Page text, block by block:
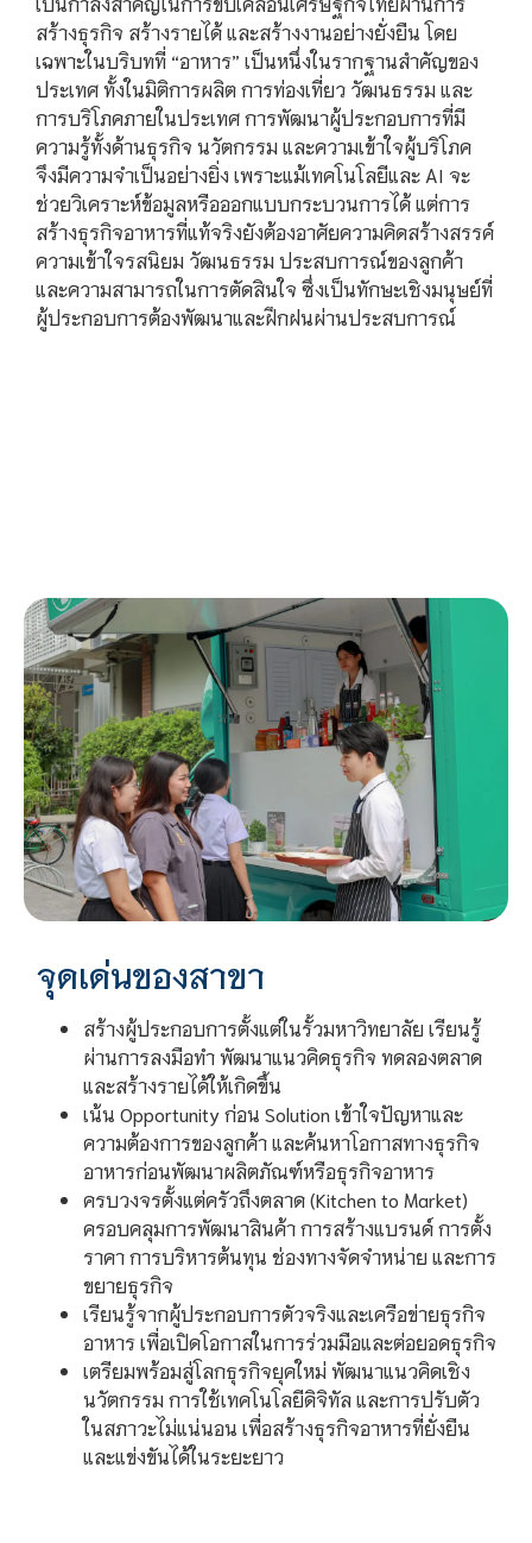
สร้างธุรกิจ สร้างรายได้ และสร้างงานอย่างยั่งยืน โดย
เฉพาะในบริบทที่ “อาหาร” เป็นหนึ่งในรากฐานสำคัญของ
ประเทศ ทั้งในมิติการผลิต การท่องเที่ยว วัฒนธรรม และ
การบริโภคภายในประเทศ การพัฒนาผู้ประกอบการที่มี
ความรู้ทั้งด้านธุรกิจ นวัตกรรม และความเข้าใจผู้บริโภค
จึงมีความจำเป็นอย่างยิ่ง เพราะแม้เทคโนโลยีและ AI จะ
ช่วยวิเคราะห์ข้อมูลหรือออกแบบกระบวนการได้ แต่การ
สร้างธุรกิจอาหารที่แท้จริงยังต้องอาศัยความคิดสร้างสรรค์
ความเข้าใจรสนิยม วัฒนธรรม ประสบการณ์ของลูกค้า
และความสามารถในการตัดสินใจ ซึ่งเป็นทักษะเชิงมนุษย์ที่
ผู้ประกอบการต้องพัฒนาและฝึกฝนผ่านประสบการณ์
จุดเด่นของสาขา
สร้างผู้ประกอบการตั้งแต่ในรั้วมหาวิทยาลัย เรียนรู้
ผ่านการลงมือทำ พัฒนาแนวคิดธุรกิจ ทดลองตลาด
และสร้างรายได้ให้เกิดขึ้น
เน้น Opportunity ก่อน Solution เข้าใจปัญหาและ
ความต้องการของลูกค้า และค้นหาโอกาสทางธุรกิจ
อาหารก่อนพัฒนาผลิตภัณฑ์หรือธุรกิจอาหาร
ครบวงจรตั้งแต่ครัวถึงตลาด (Kitchen to Market)
ครอบคลุมการพัฒนาสินค้า การสร้างแบรนด์ การตั้ง
ราคา การบริหารต้นทุน ช่องทางจัดจำหน่าย และการ
ขยายธุรกิจ
เรียนรู้จากผู้ประกอบการตัวจริงและเครือข่ายธุรกิจ
อาหาร เพื่อเปิดโอกาสในการร่วมมือและต่อยอดธุรกิจ
เตรียมพร้อมสู่โลกธุรกิจยุคใหม่ พัฒนาแนวคิดเชิง
นวัตกรรม การใช้เทคโนโลยีดิจิทัล และการปรับตัว
ในสภาวะไม่แน่นอน เพื่อสร้างธุรกิจอาหารที่ยั่งยืน
และแข่งขันได้ในระยะยาว